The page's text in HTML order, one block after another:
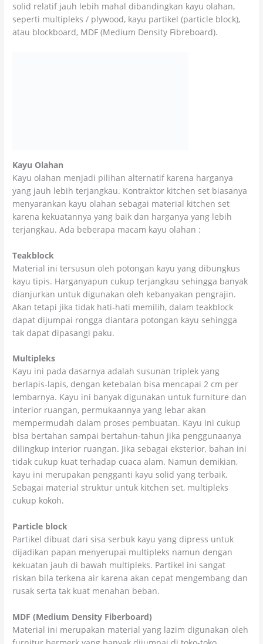
solid relatif jauh lebih mahal dibandingkan kayu olahan,
seperti multipleks / plywood, kayu partikel (particle block),
atau blockboard, MDF (Medium Density Fibreboard).
Kayu Olahan
Kayu olahan menjadi pilihan alternatif karena harganya
yang jauh lebih terjangkau. Kontraktor kitchen set biasanya
menyarankan kayu olahan sebagai material kitchen set
karena kekuatannya yang baik dan harganya yang lebih
terjangkau. Ada beberapa macam kayu olahan :
Teakblock
Material ini tersusun oleh potongan kayu yang dibungkus
kayu tipis. Harganyapun cukup terjangkau sehingga banyak
dianjurkan untuk digunakan oleh kebanyakan pengrajin.
Akan tetapi jika tidak hati-hati memilih, dalam teakblock
dapat dijumpai rongga diantara potongan kayu sehingga
tak dapat dipasangi paku.
Multipleks
Kayu ini pada dasarnya adalah susunan triplek yang
berlapis-lapis, dengan ketebalan bisa mencapai 2 cm per
lembarnya. Kayu ini banyak digunakan untuk furniture dan
interior ruangan, permukaannya yang lebar akan
mempermudah dalam proses pembuatan. Kayu ini cukup
bisa bertahan sampai bertahun-tahun jika penggunaanya
dilingkup interior ruangan. Jika sebagai eksterior, bahan ini
tidak cukup kuat terhadap cuaca alam. Namun demikian,
kayu ini merupakan pengganti kayu solid yang terbaik.
Sebagai material struktur untuk kitchen set, multipleks
cukup kokoh.
Particle block
Partikel dibuat dari sisa serbuk kayu yang dipress untuk
dijadikan papan menyerupai multipleks namun dengan
kekuatan jauh di bawah multipleks. Partikel ini sangat
riskan bila terkena air karena akan cepat mengembang dan
rusak serta tak kuat menahan beban.
MDF (Medium Density Fiberboard)
Material ini merupakan material yang lazim digunakan oleh